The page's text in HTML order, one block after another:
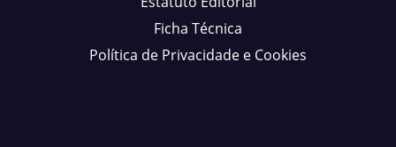
Ficha Técnica
Política de Privacidade e Cookies